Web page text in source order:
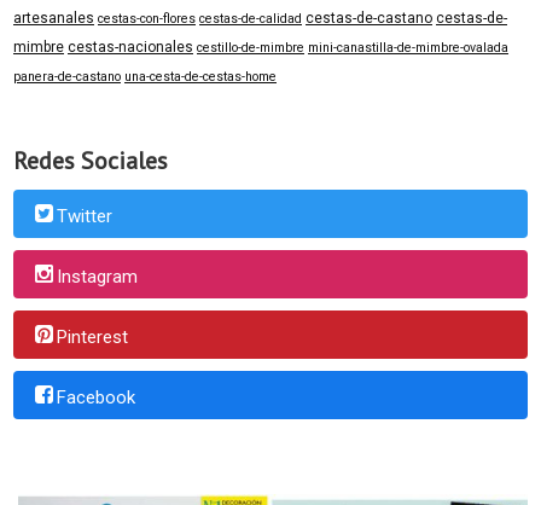
artesanales cestas-con-flores cestas-de-calidad cestas-de-castano cestas-de-
mimbre cestas-nacionales cestillo-de-mimbre mini-canastilla-de-mimbre-ovalada
panera-de-castano una-cesta-de-cestas-home
Redes Sociales
Twitter
Instagram
Pinterest
Facebook